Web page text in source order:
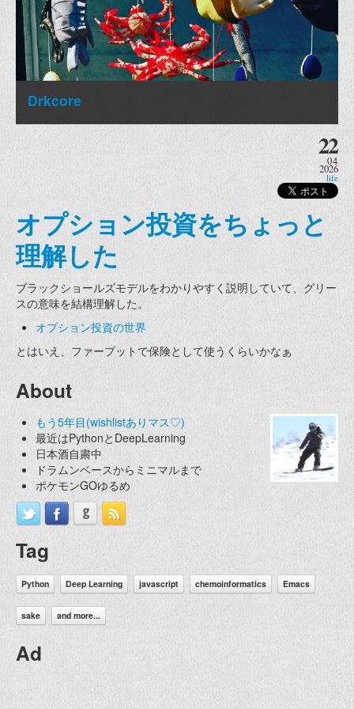
Drkcore
22
04
2026
life
オプション投資をちょっと
理解した
ブラックショールズモデルをわかりやすく説明していて、グリー
スの意味を結構理解した。
オプション投資の世界
とはいえ、ファープットで保険として使うくらいかなぁ
About
もう5年目(wishlistありマス♡)
最近はPythonとDeepLearning
日本酒自粛中
ドラムンベースからミニマルまで
ポケモンGOゆるめ
Tag
Python Deep Learning javascript chemoinformatics Emacs
sake and more...
Ad